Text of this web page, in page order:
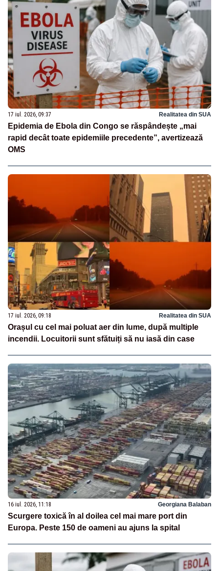
17 iul. 2026, 09:37 Realitatea din SUA
Epidemia de Ebola din Congo se răspândește „mai
rapid decât toate epidemiile precedente”, avertizează
OMS
17 iul. 2026, 09:18 Realitatea din SUA
Orașul cu cel mai poluat aer din lume, după multiple
incendii. Locuitorii sunt sfătuiți să nu iasă din case
16 iul. 2026, 11:18 Georgiana Balaban
Scurgere toxică în al doilea cel mai mare port din
Europa. Peste 150 de oameni au ajuns la spital